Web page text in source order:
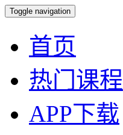
Toggle navigation
首页
热门课程
APP下载